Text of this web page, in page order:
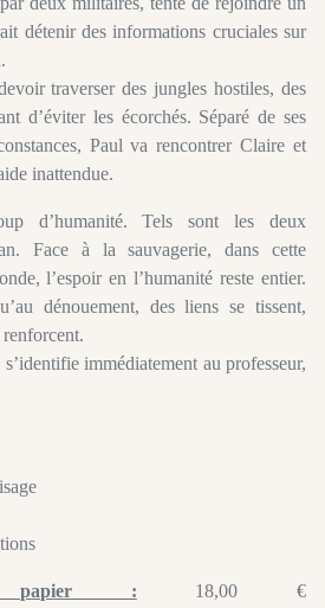
détenir des informations cruciales sur
traverser des jungles hostiles, des
d’éviter les écorchés. Séparé de ses
Paul va rencontrer Claire et
inattendue.
d’humanité. Tels sont les deux
Face à la sauvagerie, dans cette
l’espoir en l’humanité reste entier.
dénouement, des liens se tissent,
renforcent.
immédiatement au professeur,
papier : 18,00 €